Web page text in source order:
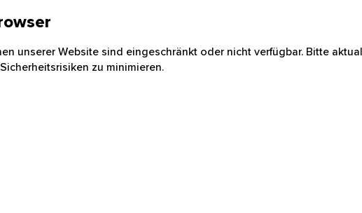
unserer Website sind eingeschränkt oder nicht verfügbar. Bitte
zu minimieren.